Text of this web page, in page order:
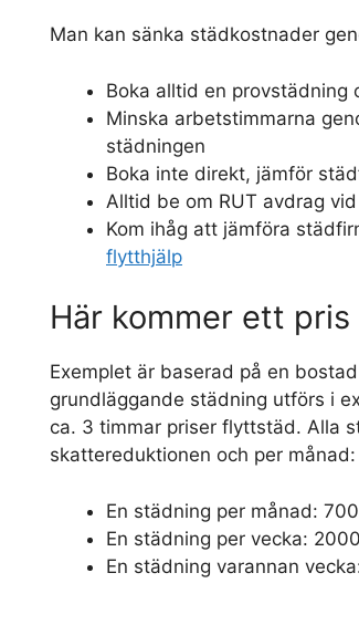
Man kan sänka städkostnader
Boka alltid en provstädning
Minska arbetstimmarna
städningen
Boka inte direkt, jämför
Alltid be om RUT avdrag
Kom ihåg att jämföra
flytthjälp
Här kommer ett pris
Exemplet är baserad på en
grundläggande städning utförs i
ca. 3 timmar priser flyttstäd. Alla
skattereduktionen och per månad:
En städning per månad:
En städning per vecka:
En städning varannan